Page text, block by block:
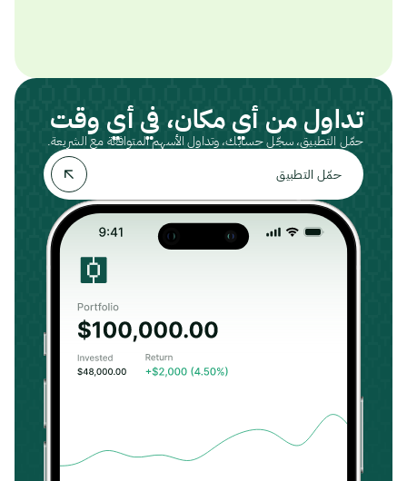
تداول من أي مكان، في أي وقت
حمّل التطبيق، سجّل حسابك، وتداول الأسهم المتوافقة مع الشريعة.
حمّل التطبيق